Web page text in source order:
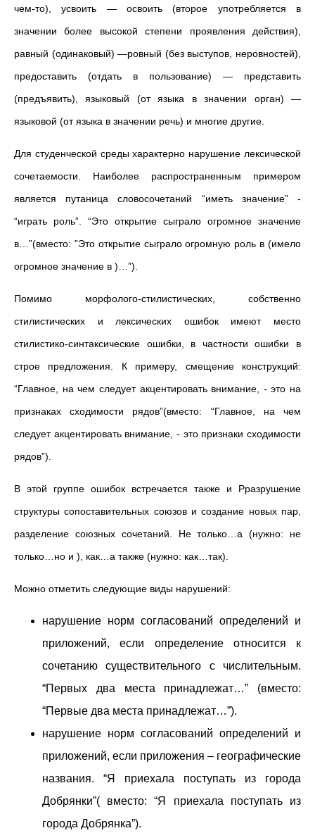
чем-то), усвоить — освоить (второе употребляется в
значении более высокой степени проявления действия),
равный (одинаковый) —ровный (без выступов, неровностей),
предоставить (отдать в пользование) — представить
(предъявить), языковый (от языка в значении орган) —
языковой (от языка в значении речь) и многие другие.
Для студенческой среды характерно нарушение лексической
сочетаемости. Наиболее распространенным примером
является путаница словосочетаний “иметь значение” -
“играть роль”. “Это открытие сыграло огромное значение
в…”(вместо: ”Это открытие сыграло огромную роль в (имело
огромное значение в )…”).
Помимо морфолого-стилистических, собственно
стилистических и лексических ошибок имеют место
стилистико-синтаксические ошибки, в частности ошибки в
строе предложения. К примеру, смещение конструкций:
“Главное, на чем следует акцентировать внимание, - это на
признаках сходимости рядов”(вместо: “Главное, на чем
следует акцентировать внимание, - это признаки сходимости
рядов”).
В этой группе ошибок встречается также и Рразрушение
структуры сопоставительных союзов и создание новых пар,
разделение союзных сочетаний. Не только…а (нужно: не
только…но и ), как…а также (нужно: как…так).
Можно отметить следующие виды нарушений:
нарушение норм согласований определений и
приложений, если определение относится к
сочетанию существительного с числительным.
“Первых два места принадлежат…” (вместо:
“Первые два места принадлежат…”).
нарушение норм согласований определений и
приложений, если приложения – географические
названия. “Я приехала поступать из города
Добрянки”( вместо: “Я приехала поступать из
города Добрянка”).